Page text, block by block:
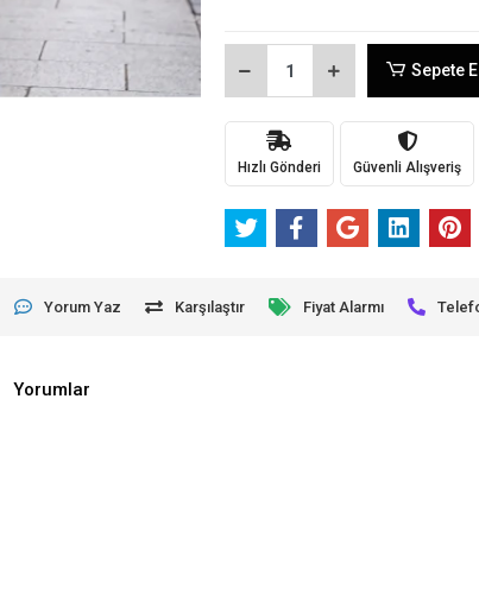
Sepete
Hızlı Gönderi Güvenli Alışveriş
Yorum Yaz Karşılaştır Fiyat Alarmı
Yorumlar